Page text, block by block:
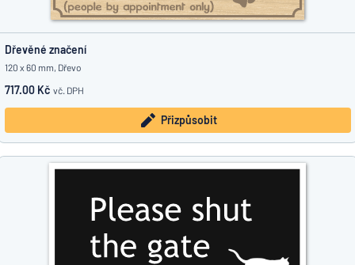
Dřevěné značení
120 x 60 mm, Dřevo
717.00 Kč vč. DPH
Přizpůsobit